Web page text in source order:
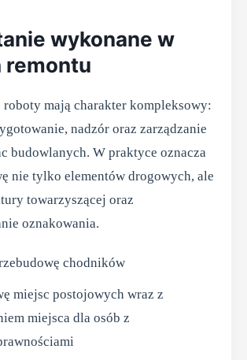
wykonane w
remontu
roboty mają charakter kompleksowy:
nadzór oraz zarządzanie
budowlanych. W praktyce oznacza
nie tylko elementów drogowych, ale
towarzyszącej oraz
oznakowania.
chodników
miejsc postojowych wraz z
miejsca dla osób z